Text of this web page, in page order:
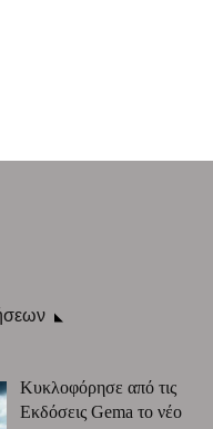
Κυκλοφόρησε από τις
Εκδόσεις Gema το νέο